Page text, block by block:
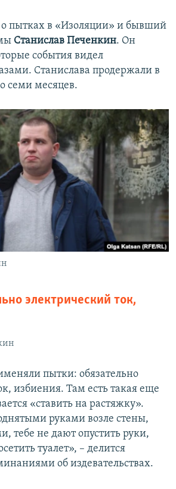
о пытках в «Изоляции» и бывший
Станислав Печенкин. Он
события видел
Станислава продержали в
семи месяцев.
электрический ток,
пытки: обязательно
избиения. Там есть такая еще
«ставить на растяжку».
руками возле стены,
тебе не дают опустить руки,
туалет», – делится
об издевательствах.